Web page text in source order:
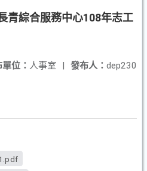
青綜合服務中心108年志工
發布人： dep230
位： 人事室 |